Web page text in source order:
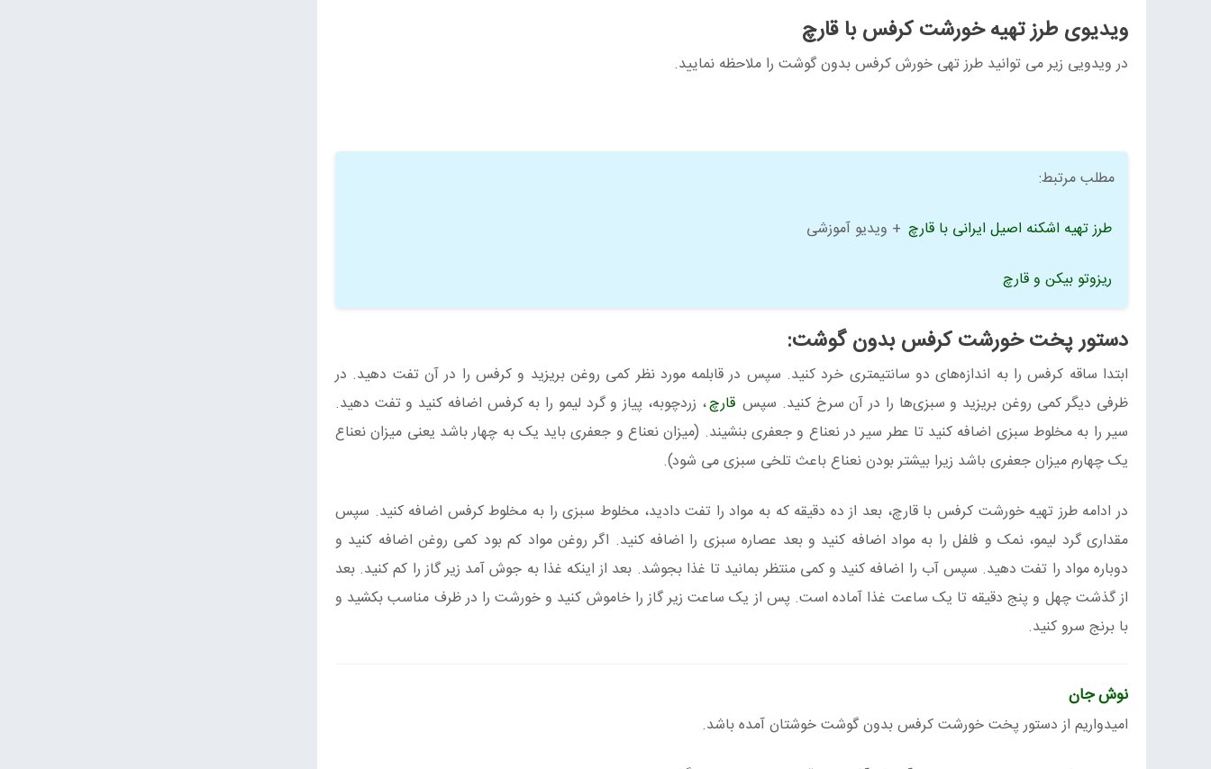
ویدیوی طرز تهیه خورشت کرفس با قارچ
در ویدویی زیر می توانید طرز تهی خورش کرفس بدون گوشت را ملاحظه نمایید.
مطلب مرتبط:
طرز تهیه اشکنه اصیل ایرانی با قارچ + ویدیو آموزشی
ریزوتو بیکن و قارچ
دستور پخت خورشت کرفس بدون گوشت:
ابتدا ساقه کرفس را به اندازه‌های دو سانتیمتری خرد کنید. سپس در قابلمه مورد نظر کمی روغن بریزید و کرفس را در آن تفت دهید. در
ظرفی دیگر کمی روغن بریزید و سبزی‌ها را در آن سرخ کنید. سپس قارچ، زردچوبه، پیاز و گرد لیمو را به کرفس اضافه کنید و تفت دهید.
سیر را به مخلوط سبزی اضافه کنید تا عطر سیر در نعناع و جعفری بنشیند. (میزان نعناع و جعفری باید یک به چهار باشد یعنی میزان نعناع
یک چهارم میزان جعفری باشد زیرا بیشتر بودن نعناع باعث تلخی سبزی می شود).
در ادامه طرز تهیه خورشت کرفس با قارچ، بعد از ده ‌دقیقه که به مواد را تفت دادید، مخلوط سبزی را به مخلوط کرفس اضافه کنید. سپس
مقداری گرد لیمو، نمک و فلفل را به مواد اضافه کنید و بعد عصاره سبزی را اضافه کنید. اگر روغن مواد کم بود کمی روغن اضافه کنید و
دوباره مواد را تفت دهید. سپس آب را اضافه کنید و کمی منتظر بمانید تا غذا بجوشد. بعد از اینکه غذا به جوش آمد زیر گاز را کم کنید. بعد
از گذشت چهل و پنج دقیقه تا یک ساعت غذا آماده است. پس از یک ساعت زیر گاز را خاموش کنید و خورشت را در ظرف مناسب بکشید و
با برنج سرو کنید.
نوش جان
امیدواریم از دستور پخت خورشت کرفس بدون گوشت خوشتان آمده باشد.